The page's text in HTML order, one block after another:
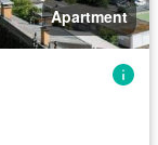
Apartment